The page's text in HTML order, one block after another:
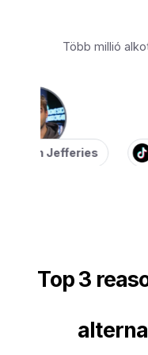
Több millió
Jefferies
Top 3